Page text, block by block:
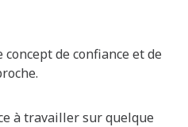
de confiance et de
à travailler sur quelque